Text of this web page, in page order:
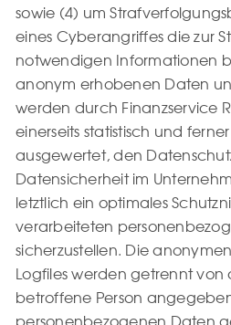
sowie (4) um
eines Cyberangriffes die zur
notwendigen Informationen
anonym erhobenen Daten
werden durch Finanzservice
einerseits statistisch und
ausgewertet, den
Datensicherheit im
letztlich ein optimales
verarbeiteten
sicherzustellen. Die
Logfiles werden getrennt
betroffene Person
personenbezogenen Daten